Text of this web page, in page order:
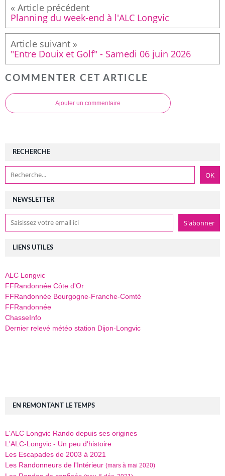
Planning du week-end à l'ALC Longvic
"Entre Douix et Golf" - Samedi 06 juin 2026
COMMENTER CET ARTICLE
Ajouter un commentaire
NEWSLETTER
RECHERCHE
LIENS UTILES
ALC Longvic
FFRandonnée Côte d'Or
FFRandonnée Bourgogne-Franche-Comté
FFRandonnée
ChasseInfo
Dernier relevé météo station Dijon-Longvic
EN REMONTANT LE TEMPS
L'ALC Longvic Rando depuis ses origines
L'ALC-Longvic - Un peu d'histoire
Les Escapades de 2003 à 2021
Les Randonneurs de l'Intérieur (mars à mai 2020)